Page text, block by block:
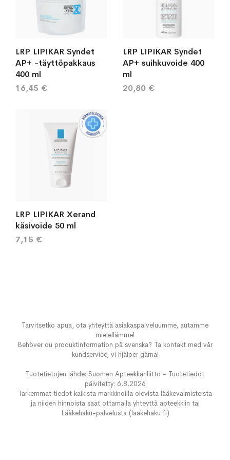
LRP LIPIKAR Syndet
AP+ -täyttöpakkaus
400 ml
16,45 €
LRP LIPIKAR Syndet
AP+ suihkuvoide 400
ml
20,80 €
LRP LIPIKAR Xerand
käsivoide 50 ml
7,15 €
Tarvitsetko apua, ota yhteyttä asiakaspalveluumme, autamme
mielellämme!
Behöver du produktinformation på svenska? Ta kontakt med vår
kundservice, vi hjälper gärna!
Tuotetietojen lähde: Suomen Apteekkariliitto - Tuotetiedot
päivitetty: 6.8.2026
Tarkemmat tiedot kaikista markkinoilla olevista lääkevalmisteista
ja niiden hinnoista saat ottamalla yhteyttä apteekkiin tai
Lääkehaku-palvelusta (laakehaku.fi)